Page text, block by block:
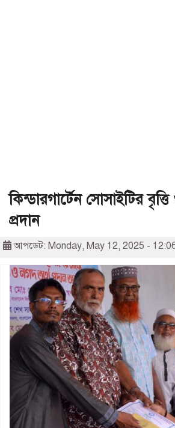
কিন্ডারগার্টেন সোসাইটির
প্রদান
আপডেট: Monday, May 12, 2025 -